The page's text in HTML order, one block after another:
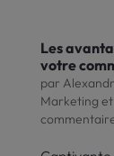
Les
votre
par
Marketing